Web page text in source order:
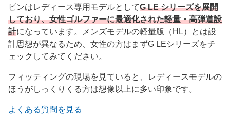
ピンはレディース専用モデルとしてG LE シリーズを展開
しており、女性ゴルファーに最適化された軽量・高弾道設
計になっています。メンズモデルの軽量版（HL）とは設
計思想が異なるため、女性の方はまずG LEシリーズをチ
ェックしてみてください。
フィッティングの現場を見ていると、レディースモデルの
ほうがしっくりくる方は想像以上に多い印象です。
よくある質問を見る